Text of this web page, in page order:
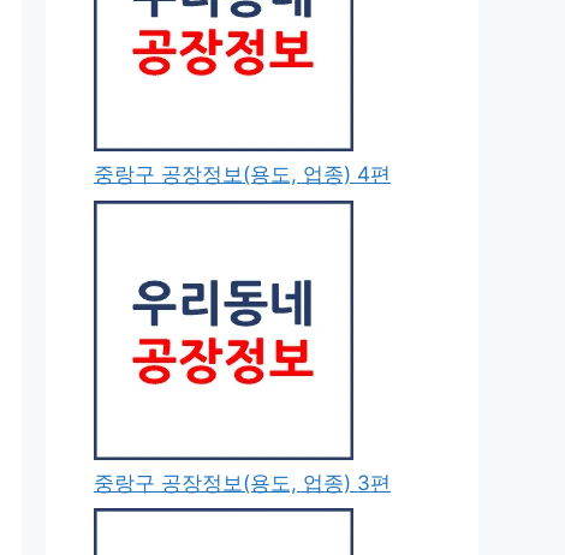
중랑구 공장정보(용도, 업종) 4편
중랑구 공장정보(용도, 업종) 3편